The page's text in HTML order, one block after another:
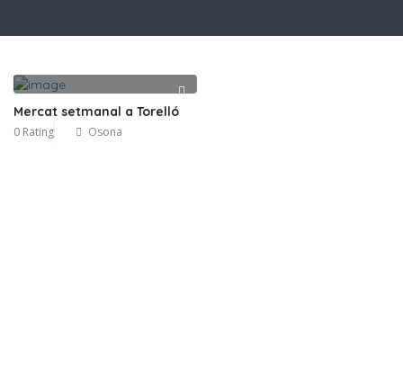
Mercat setmanal a Torelló
0 Rating Osona